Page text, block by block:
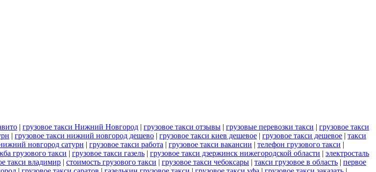
| грузовое такси Нижний Новгород | грузовое такси отзывы | грузовые перевозки такси | грузовое такси
| грузовое такси нижний новгород дешево | грузовое такси киев дешевое | грузовое такси дешевое | такси
новгород сатурн | грузовое такси работа | грузовое такси вакансии | телефон грузового такси |
грузового такси | грузовое такси газель | грузовое такси дзержинск нижегородской области | электросталь
такси владимир | стоимость грузового такси | грузовое такси чебоксары | такси грузовое в область | первое